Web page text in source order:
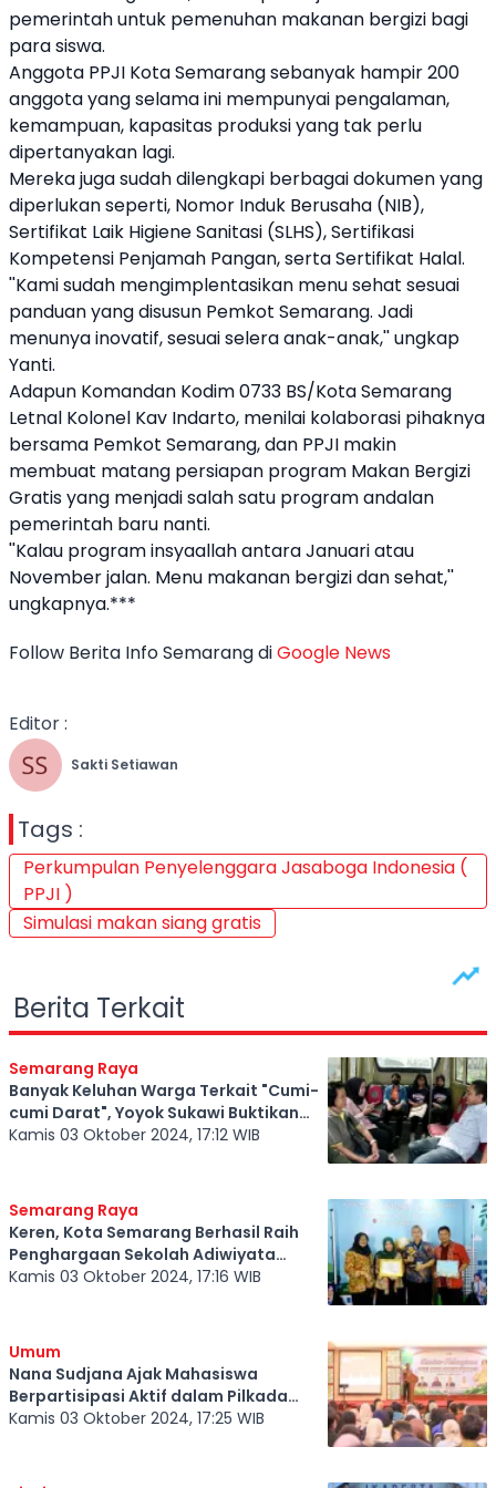
pemerintah untuk pemenuhan makanan bergizi bagi
para siswa.
Anggota PPJI Kota Semarang sebanyak hampir 200
anggota yang selama ini mempunyai pengalaman,
kemampuan, kapasitas produksi yang tak perlu
dipertanyakan lagi.
Mereka juga sudah dilengkapi berbagai dokumen yang
diperlukan seperti, Nomor Induk Berusaha (NIB),
Sertifikat Laik Higiene Sanitasi (SLHS), Sertifikasi
Kompetensi Penjamah Pangan, serta Sertifikat Halal.
''Kami sudah mengimplentasikan menu sehat sesuai
panduan yang disusun Pemkot Semarang. Jadi
menunya inovatif, sesuai selera anak-anak,'' ungkap
Yanti.
Adapun Komandan Kodim 0733 BS/Kota Semarang
Letnal Kolonel Kav Indarto, menilai kolaborasi pihaknya
bersama Pemkot Semarang, dan PPJI makin
membuat matang persiapan program Makan Bergizi
Gratis yang menjadi salah satu program andalan
pemerintah baru nanti.
''Kalau program insyaallah antara Januari atau
November jalan. Menu makanan bergizi dan sehat,''
ungkapnya.***
Follow Berita Info Semarang diGoogle News
Editor :
Sakti Setiawan
Tags :
Perkumpulan Penyelenggara Jasaboga Indonesia (
PPJI )
Simulasi makan siang gratis
Berita Terkait
Semarang Raya
Banyak Keluhan Warga Terkait "Cumi-
cumi Darat", Yoyok Sukawi Buktikan
Sendiri Saat Naik BRT
Kamis 03 Oktober 2024, 17:12 WIB
Semarang Raya
Keren, Kota Semarang Berhasil Raih
Penghargaan Sekolah Adiwiyata
Mandiri dan Adiwiyata Nasional
Kamis 03 Oktober 2024, 17:16 WIB
Umum
Nana Sudjana Ajak Mahasiswa
Berpartisipasi Aktif dalam Pilkada
2024
Kamis 03 Oktober 2024, 17:25 WIB